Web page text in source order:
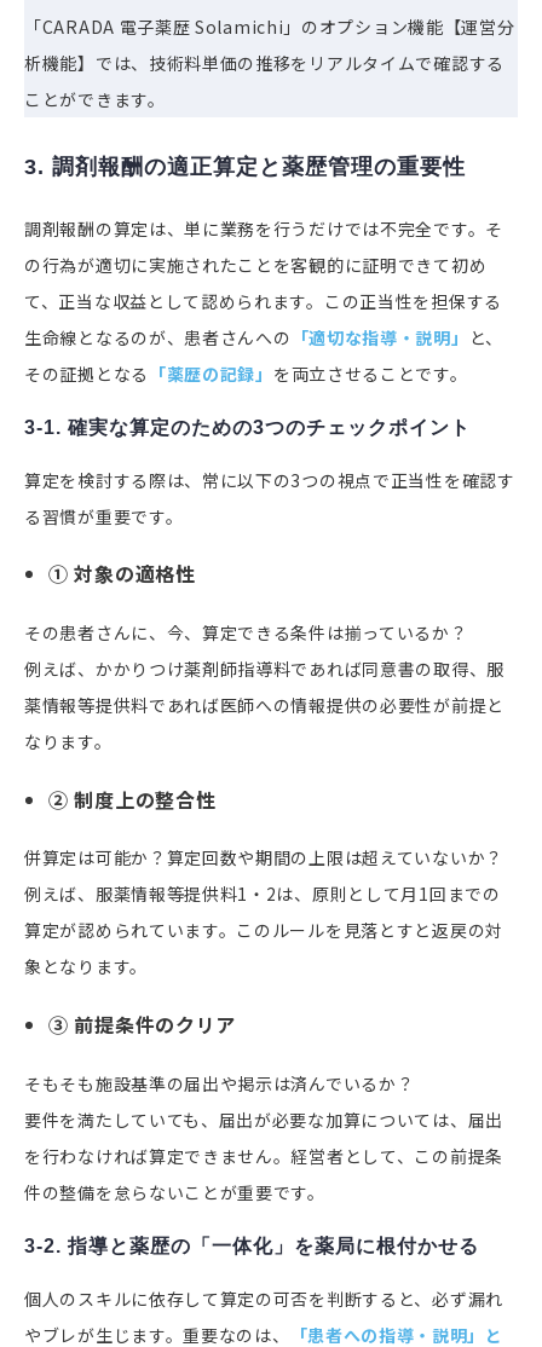
「CARADA 電子薬歴 Solamichi」のオプション機能【運営分
析機能】では、技術料単価の推移をリアルタイムで確認する
ことができます。
3. 調剤報酬の適正算定と薬歴管理の重要性
調剤報酬の算定は、単に業務を行うだけでは不完全です。そ
の行為が適切に実施されたことを客観的に証明できて初め
て、正当な収益として認められます。この正当性を担保する
生命線となるのが、患者さんへの 「適切な指導・説明」 と、
その証拠となる 「薬歴の記録」 を両立させることです。
3-1. 確実な算定のための3つのチェックポイント
算定を検討する際は、常に以下の3つの視点で正当性を確認す
る習慣が重要です。
① 対象の適格性
その患者さんに、今、算定できる条件は揃っているか？
例えば、かかりつけ薬剤師指導料であれば同意書の取得、服
薬情報等提供料であれば医師への情報提供の必要性が前提と
なります。
② 制度上の整合性
併算定は可能か？算定回数や期間の上限は超えていないか？
例えば、服薬情報等提供料1・2は、原則として月1回までの
算定が認められています。このルールを見落とすと返戻の対
象となります。
③ 前提条件のクリア
そもそも施設基準の届出や掲示は済んでいるか？
要件を満たしていても、届出が必要な加算については、届出
を行わなければ算定できません。経営者として、この前提条
件の整備を怠らないことが重要です。
3-2. 指導と薬歴の「一体化」を薬局に根付かせる
個人のスキルに依存して算定の可否を判断すると、必ず漏れ
やブレが生じます。重要なのは、
「患者への指導・説明」と